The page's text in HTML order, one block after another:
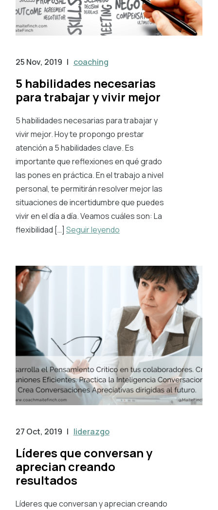
25 Nov, 2019 | coaching
5 habilidades necesarias
para trabajar y vivir mejor
5 habilidades necesarias para trabajar y
vivir mejor. Hoy te propongo prestar
atención a 5 habilidades clave. Es
importante que reflexiones en qué grado
las pones en práctica. En el trabajo a nivel
personal, te permitirán resolver mejor las
situaciones de incertidumbre que puedes
vivir en el día a día. Veamos cuáles son: La
flexibilidad […] Seguir leyendo
27 Oct, 2019 | liderazgo
Líderes que conversan y
aprecian creando
resultados
Líderes que conversan y aprecian creando